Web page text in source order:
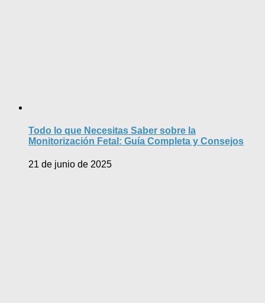
Todo lo que Necesitas Saber sobre la
Monitorización Fetal: Guía Completa y Consejos
21 de junio de 2025